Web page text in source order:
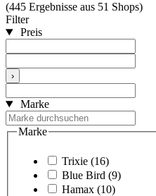
(445 Ergebnisse aus 51 Shops)
Filter
Preis
›
Marke
Marke
Trixie (16)
Blue Bird (9)
Hamax (10)